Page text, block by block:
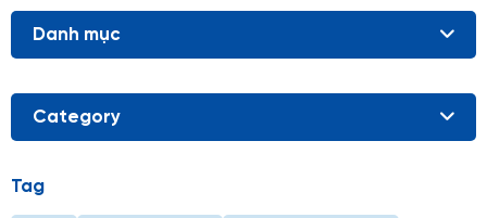
Danh mục
Category
Tag